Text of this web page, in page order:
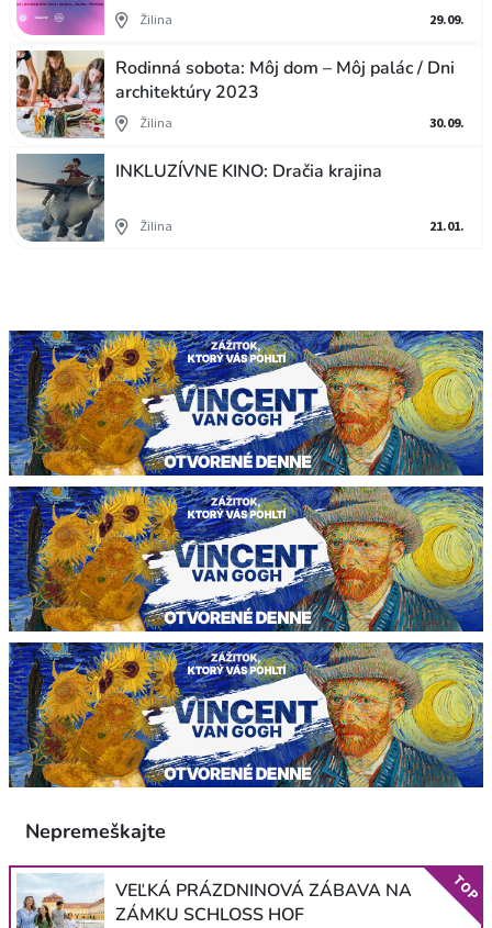
Žilina 29.09.
Rodinná sobota: Môj dom – Môj palác / Dni
architektúry 2023
Žilina 30.09.
INKLUZÍVNE KINO: Dračia krajina
Žilina 21.01.
Nepremeškajte
VEĽKÁ PRÁZDNINOVÁ ZÁBAVA NA
ZÁMKU SCHLOSS HOF
TOP